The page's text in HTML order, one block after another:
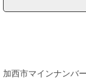
加西市マインナンバ